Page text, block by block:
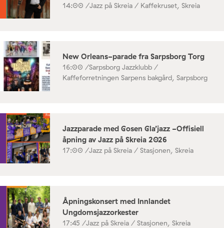
14:00 /Jazz på Skreia / Kaffekruset, Skreia
New Orleans-parade fra Sarpsborg Torg
16:00 /Sarpsborg Jazzklubb /
Kaffeforretningen Sarpens bakgård, Sarpsborg
Jazzparade med Gosen Gla’jazz -Offisiell
åpning av Jazz på Skreia 2026
17:00 /Jazz på Skreia / Stasjonen, Skreia
Åpningskonsert med Innlandet
Ungdomsjazzorkester
17:45 /Jazz på Skreia / Stasjonen, Skreia